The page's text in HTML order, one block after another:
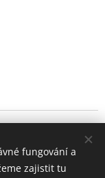
Cookies
fungování a
zajistit tu